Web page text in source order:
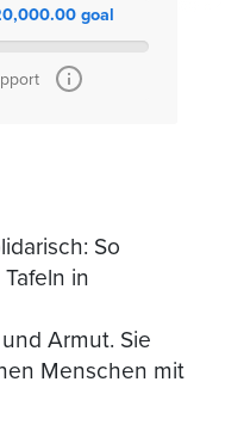
goal
So
in
Armut. Sie
Menschen mit